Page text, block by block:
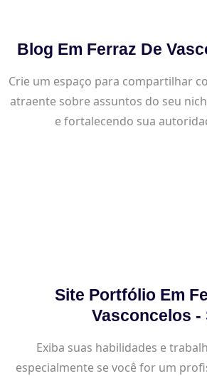
Blog Em Ferraz De
Crie um espaço para compartilhar
atraente sobre assuntos do seu
e fortalecendo sua
Site Portfólio Em
Vasconcelos -
Exiba suas habilidades e
especialmente se você for um